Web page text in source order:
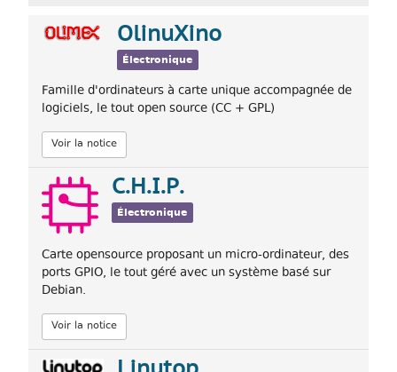
OlinuXino
Électronique
Famille d'ordinateurs à carte unique accompagnée de
logiciels, le tout open source (CC + GPL)
Voir la notice
C.H.I.P.
Électronique
Carte opensource proposant un micro-ordinateur, des
ports GPIO, le tout géré avec un système basé sur
Debian.
Voir la notice